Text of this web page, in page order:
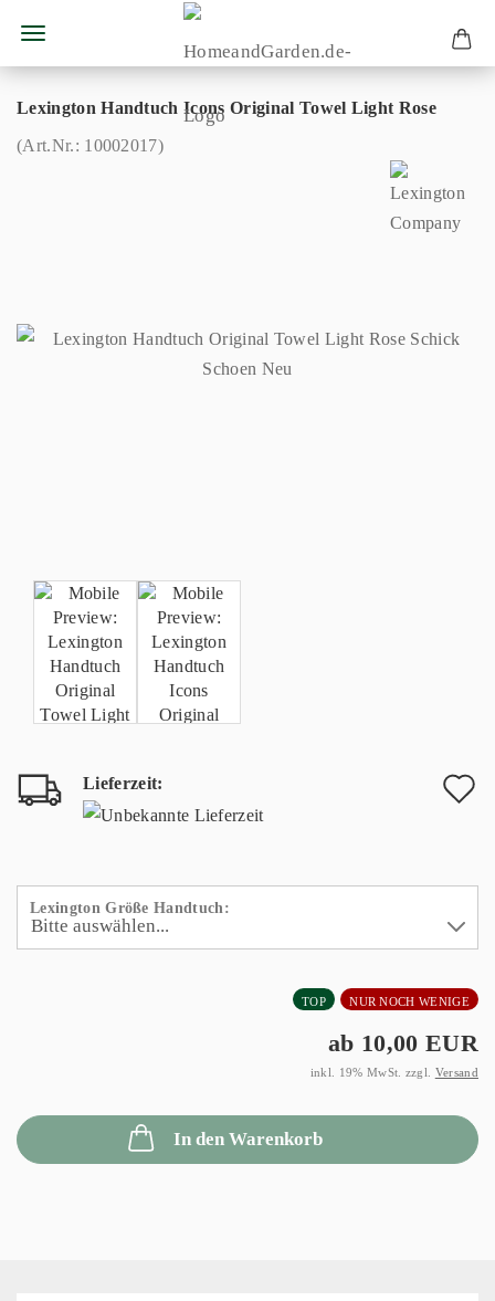
Lexington Handtuch Icons Original Towel Light Rose
(Art.Nr.: 10002017)
Lieferzeit:
Lexington Größe Handtuch:
TOP NUR NOCH WENIGE
ab 10,00 EUR
inkl. 19% MwSt. zzgl. Versand
In den Warenkorb